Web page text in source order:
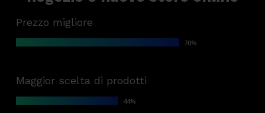
Prezzo migliore
70%
Maggior scelta di prodotti
44%